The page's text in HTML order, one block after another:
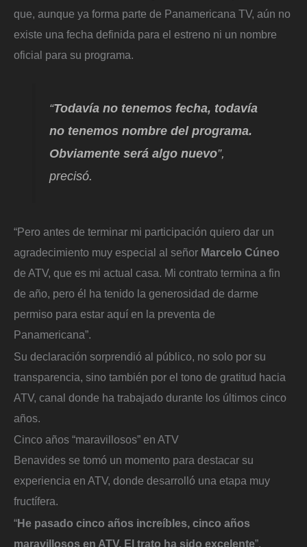
que, aunque ya forma parte de Panamericana TV, aún no
existe una fecha definida para el estreno ni un nombre
oficial para su programa.
“Todavía no tenemos fecha, todavía
no tenemos nombre del programa.
Obviamente será algo nuevo”,
precisó.
“Pero antes de terminar mi participación quiero dar un
agradecimiento muy especial al señor Marcelo Cúneo
de ATV, que es mi actual casa. Mi contrato termina a fin
de año, pero él ha tenido la generosidad de darme
permiso para estar aquí en la preventa de
Panamericana”.
Su declaración sorprendió al público, no solo por su
transparencia, sino también por el tono de gratitud hacia
ATV, canal donde ha trabajado durante los últimos cinco
años.
Cinco años “maravillosos” en ATV
Benavides se tomó un momento para destacar su
experiencia en ATV, donde desarrolló una etapa muy
fructífera.
“He pasado cinco años increíbles, cinco años
maravillosos en ATV. El trato ha sido excelente”,